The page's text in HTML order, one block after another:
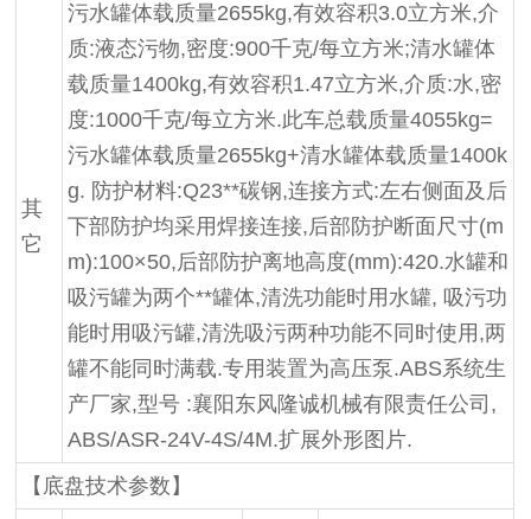
其
它
污水罐体载质量2655kg,有效容积3.0立方米,介
质:液态污物,密度:900千克/每立方米;清水罐体
载质量1400kg,有效容积1.47立方米,介质:水,密
度:1000千克/每立方米.此车总载质量4055kg=
污水罐体载质量2655kg+清水罐体载质量1400k
g. 防护材料:Q23**碳钢,连接方式:左右侧面及后
下部防护均采用焊接连接,后部防护断面尺寸(m
m):100×50,后部防护离地高度(mm):420.水罐和
吸污罐为两个**罐体,清洗功能时用水罐, 吸污功
能时用吸污罐,清洗吸污两种功能不同时使用,两
罐不能同时满载.专用装置为高压泵.ABS系统生
产厂家,型号 :襄阳东风隆诚机械有限责任公司,
ABS/ASR-24V-4S/4M.扩展外形图片.
【底盘技术参数】